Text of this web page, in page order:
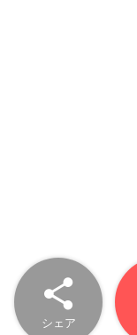
シェア